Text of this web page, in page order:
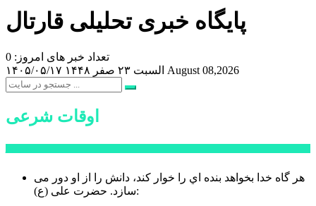
پایگاه خبری تحلیلی قارتال
تعداد خبر های امروز: 0
۱۴۰۵/۰۵/۱۷
السبت ۲۳ صفر ۱۴۴۸ August 08,2026
اوقات شرعی
هر گاه خدا بخواهد بنده اي را خوار كند، دانش را از او دور می
سازد.حضرت علی (ع):